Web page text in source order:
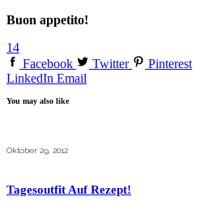
Buon appetito!
14
Facebook
Twitter
Pinterest
LinkedIn Email
You may also like
Oktober 29, 2012
Tagesoutfit Auf Rezept!